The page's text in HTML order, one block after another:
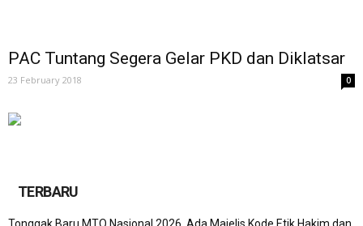
PAC Tuntang Segera Gelar PKD dan Diklatsar
23 February 2018 0
TERBARU